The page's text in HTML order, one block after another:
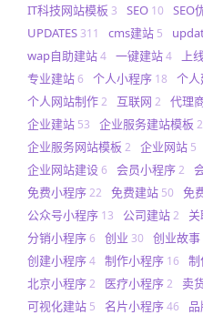
IT科技网站模板 3 SEO 10 SEO
UPDATES 311 cms建站 5
wap自助建站4 一键建站4 上
专业建站6 个人小程序 18 个
个人网站制作2 互联网 2 代理
企业建站 53 企业服务建站模板 2
企业服务网站模板 2 企业网站 5
企业网站建设6 会员小程序2
免费小程序22 免费建站 50 免
公众号小程序 13 公司建站2
分销小程序6 创业 30 创业故事
创建小程序4 制作小程序 16 制
北京小程序2 医疗小程序2 卖
可视化建站 5 名片小程序46